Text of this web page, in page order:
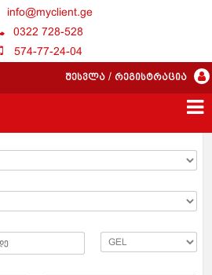
info@myclient.ge
0322 728-528
574-77-24-04
შესვლა / რეგისტრაცია